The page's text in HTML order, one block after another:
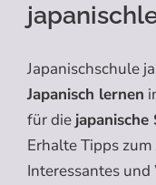
Japanischschule
Japanisch lernen
für die japanische
Erhalte Tipps
Interessantes